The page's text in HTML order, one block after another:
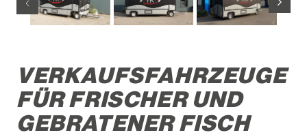
VERKAUFSFAHRZEUGE
FÜR FRISCHER UND
GEBRATENER FISCH